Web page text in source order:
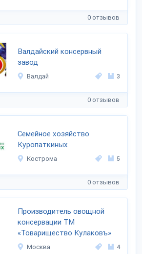
0 отзывов
Валдайский консервный
завод
Валдай 3
0 отзывов
Семейное хозяйство
Куропаткиных
Кострома 5
0 отзывов
Производитель овощной
консервации ТМ
«Товарищество Кулаковъ»
Москва 4